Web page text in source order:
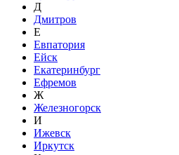
Д
Дмитров
Е
Евпатория
Ейск
Екатеринбург
Ефремов
Ж
Железногорск
И
Ижевск
Иркутск